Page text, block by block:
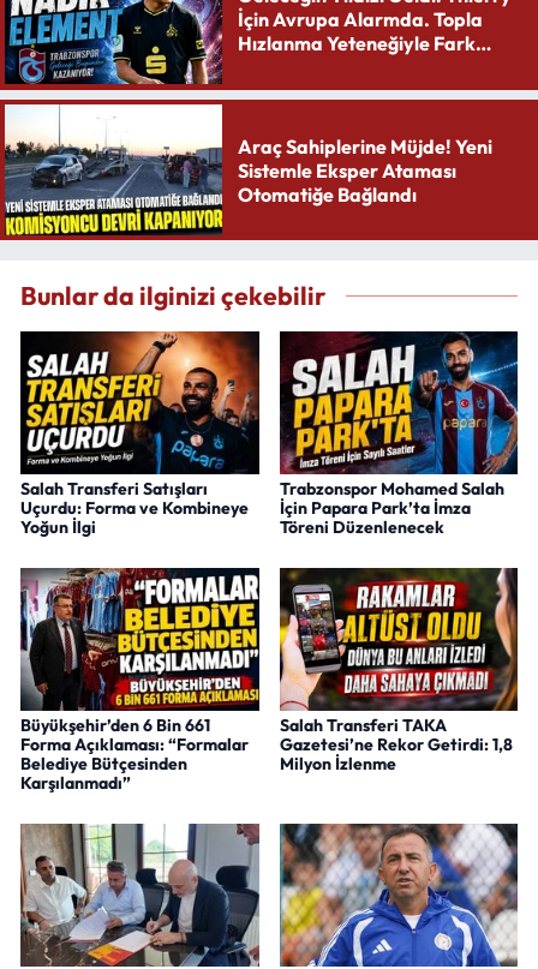
İçin Avrupa Alarmda. Topla
Hızlanma Yeteneğiyle Fark
Araç Sahiplerine Müjde! Yeni
Sistemle Eksper Ataması
Otomatiğe Bağlandı
Bunlar da ilginizi çekebilir
Salah Transferi Satışları
Uçurdu: Forma ve Kombineye
Yoğun İlgi
Trabzonspor Mohamed Salah
İçin Papara Park’ta İmza
Töreni Düzenlenecek
Büyükşehir’den 6 Bin 661
Forma Açıklaması: “Formalar
Belediye Bütçesinden
Karşılanmadı”
Salah Transferi TAKA
Gazetesi’ne Rekor Getirdi: 1,8
Milyon İzlenme